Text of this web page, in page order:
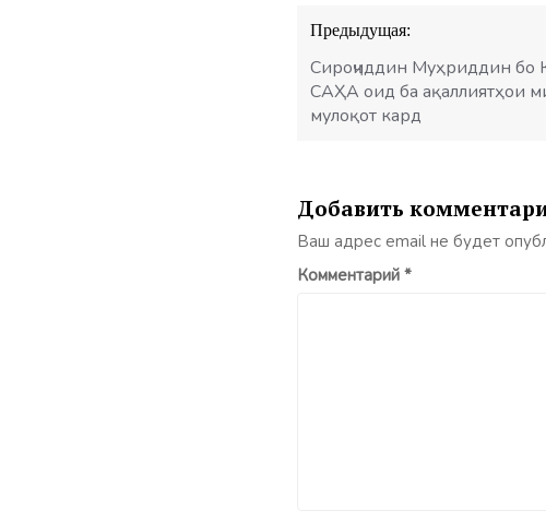
Навигация
по
записям
Предыдущая:
Сироҷиддин Муҳриддин бо
САҲА оид ба ақаллиятҳои
мулоқот кард
Добавить
Ваш адрес email не будет
Комментарий *